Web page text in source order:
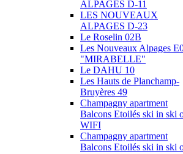
ALPAGES D-11
LES NOUVEAUX
ALPAGES D-23
Le Roselin 02B
Les Nouveaux Alpages
"MIRABELLE"
Le DAHU 10
Les Hauts de Planchamp-
Bruyères 49
Champagny apartment
Balcons Etoilés ski in ski
WIFI
Champagny apartment
Balcons Etoilés ski in ski